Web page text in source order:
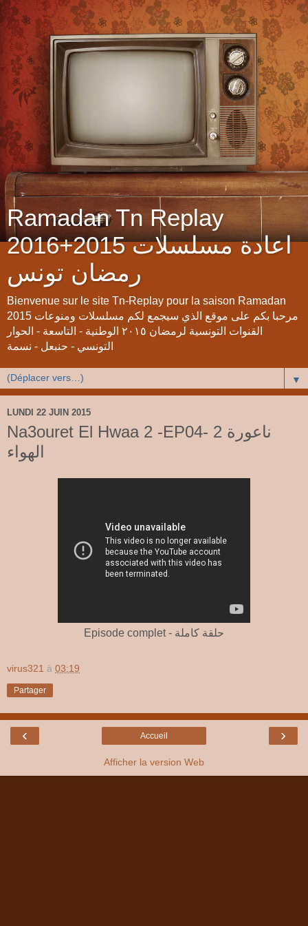
Ramadan Tn Replay
2016+2015 اعادة مسلسلات
رمضان تونس
Bienvenue sur le site Tn-Replay pour la saison Ramadan
2015 مرحبا بكم على موقع الذي سيجمع لكم مسلسلات ومنوعات
القنوات التونسية لرمضان ٢٠١٥ الوطنية - التاسعة - الحوار
التونسي - حنبعل - نسمة
▼
LUNDI 22 JUIN 2015
Na3ouret El Hwaa 2 -EP04- 2 ناعورة
الهواء
Episode complet - حلقة كاملة
virus321 à 03:19
Partager
‹ ›
Accueil
Afficher la version Web